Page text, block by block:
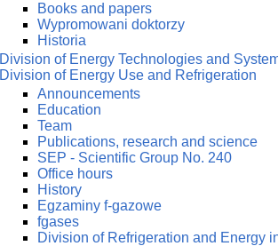
Books and papers
Wypromowani doktorzy
Historia
Division of Energy Technologies and
Division of Energy Use and Refrigeration
Announcements
Education
Team
Publications, research and science
SEP - Scientific Group No. 240
Office hours
History
Egzaminy f-gazowe
fgases
Division of Refrigeration and Energy